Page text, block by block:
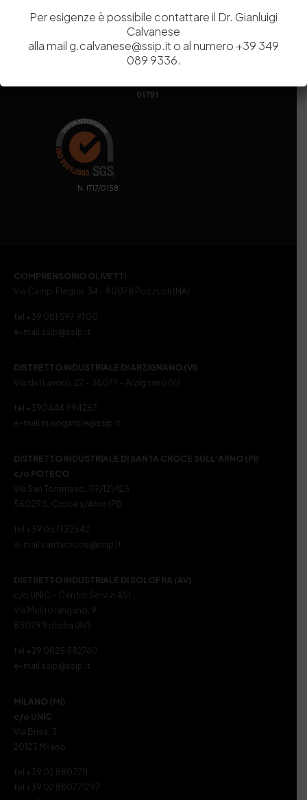
. N. IT17/0158
COMPRENSORIO OLIVETTI
Via Campi Flegrei, 34 – 80078 Pozzuoli (NA)
tel +39 081 597 91 00
e-mail ssip@ssip.it
DISTRETTO INDUSTRIALE DI ARZIGNANO (VI)
Via del Lavoro, 22 – 36077 – Arzignano (VI)
tel +390444 994267
e-mail m.nogarole@ssip.it
DISTRETTO INDUSTRIALE DI SANTA CROCE SULL’ARNO (PI)
c/o POTECO
Via San Tommaso, 119/121/123
56029 S. Croce s/Arno (PI)
tel +39 0571 32542
e-mail santacroce@ssip.it
DISTRETTO INDUSTRIALE DI SOLOFRA (AV)
c/o UNIC – Centro Servizi ASI
Via Melito Iangano, 9
83029 Solofra (AV)
tel +39 0825 582740
e-mail ssip@ssip.it
MILANO (MI)
c/o UNIC
Via Brisa, 3
20123 Milano
tel +39 02 8807711
tel +39 02 880771297
Per esigenze è possibile contattare il Dr. Gianluigi
Calvanese
alla mail g.calvanese@ssip.it o al numero +39 349
089 9336.